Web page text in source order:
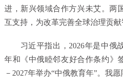
进，新兴领域合作方兴未艾。两
互支持，为改革完善全球治理贡献
习近平指出，2026年是中俄
年和《中俄睦邻友好合作条约》
－2027年举办“中俄教育年”。我